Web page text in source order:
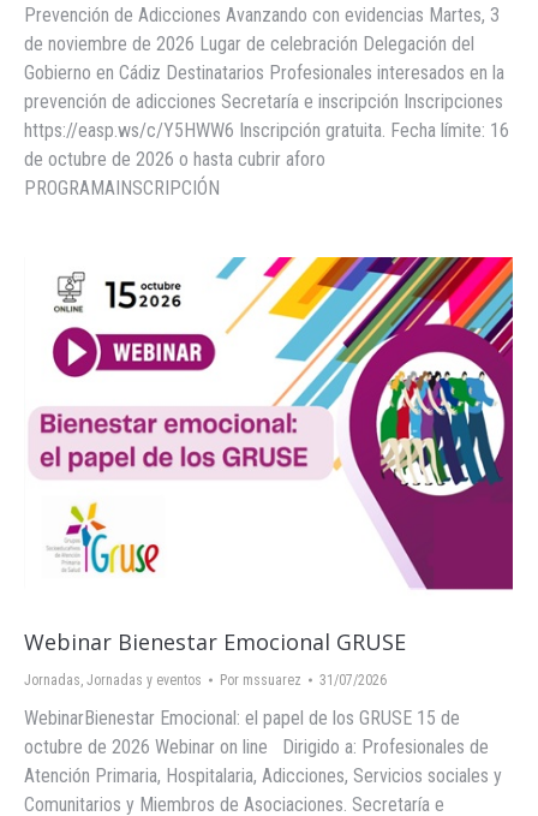
Prevención de Adicciones Avanzando con evidencias Martes, 3
de noviembre de 2026 Lugar de celebración Delegación del
Gobierno en Cádiz Destinatarios Profesionales interesados en la
prevención de adicciones Secretaría e inscripción Inscripciones
https://easp.ws/c/Y5HWW6 Inscripción gratuita. Fecha límite: 16
de octubre de 2026 o hasta cubrir aforo
PROGRAMAINSCRIPCIÓN
Webinar Bienestar Emocional GRUSE
Jornadas, Jornadas y eventos Por mssuarez 31/07/2026
WebinarBienestar Emocional: el papel de los GRUSE 15 de
octubre de 2026 Webinar on line Dirigido a: Profesionales de
Atención Primaria, Hospitalaria, Adicciones, Servicios sociales y
Comunitarios y Miembros de Asociaciones. Secretaría e